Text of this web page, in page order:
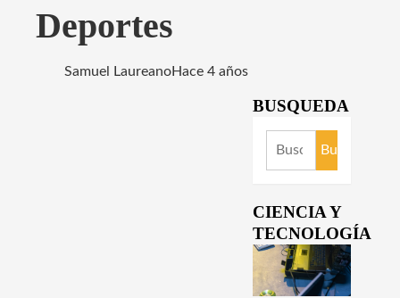
Deportes
Samuel LaureanoHace 4 años
BUSQUEDA
Buscar:
CIENCIA Y
TECNOLOGÍA